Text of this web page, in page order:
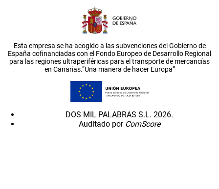
Esta empresa se ha acogido a las subvenciones del Gobierno de
España cofinanciadas con el Fondo Europeo de Desarrollo Regional
para las regiones ultraperiféricas para el transporte de mercancías
en Canarias.”Una manera de hacer Europa”
DOS MIL PALABRAS S.L. 2026.
Auditado por ComScore